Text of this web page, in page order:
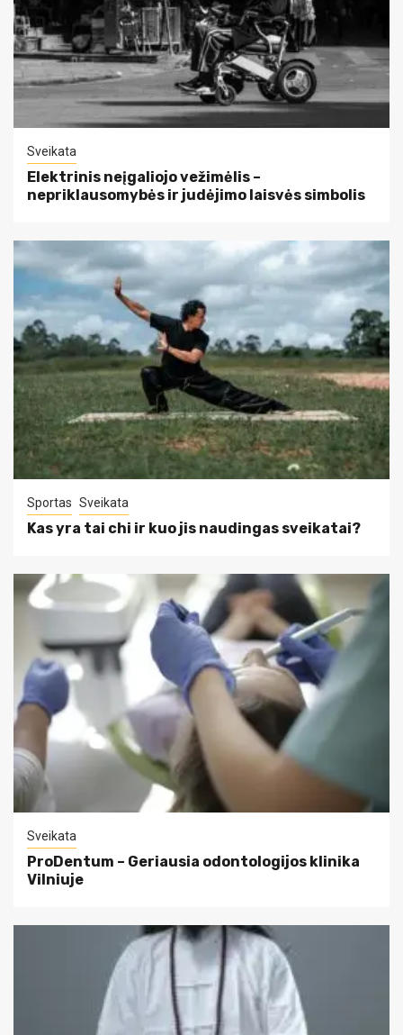
Sveikata
Elektrinis neįgaliojo vežimėlis –
nepriklausomybės ir judėjimo laisvės simbolis
Sportas Sveikata
Kas yra tai chi ir kuo jis naudingas sveikatai?
Sveikata
ProDentum – Geriausia odontologijos klinika
Vilniuje